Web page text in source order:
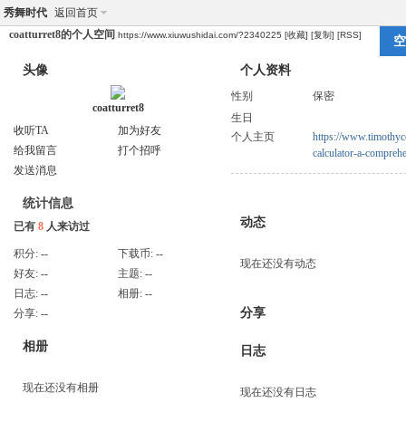
秀舞时代 返回首页
coatturret8的个人空间 https://www.xiuwushidai.com/?2340225 [收藏] [复制] [RSS]
头像
coatturret8
收听TA
加为好友
给我留言
打个招呼
发送消息
统计信息
已有 8 人来访过
积分: -- 下载币: --
好友: -- 主题: --
日志: -- 相册: --
分享: --
相册
现在还没有相册
个人资料
性别
保密
生日
个人主页
https://
calculator-a-
动态
现在还没有动态
分享
日志
现在还没有日志